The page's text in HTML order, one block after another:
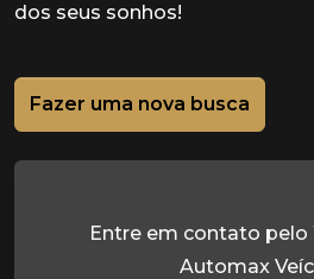
dos seus sonhos!
Fazer uma nova busca
Entre em contato
Automax